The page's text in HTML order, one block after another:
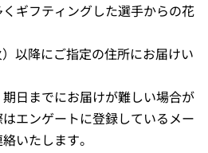
ギフティングした選手からの花
以降にご指定の住所にお届けい
日までにお届けが難しい場合が
エンゲートに登録しているメー
いたします。